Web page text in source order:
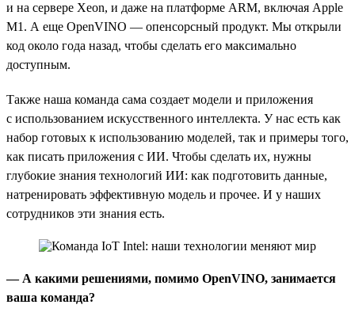
и на сервере Xeon, и даже на платформе ARM, включая Apple
M1. А еще OpenVINO — опенсорсный продукт. Мы открыли
код около года назад, чтобы сделать его максимально
доступным.
Также наша команда сама создает модели и приложения
с использованием искусственного интеллекта. У нас есть как
набор готовых к использованию моделей, так и примеры того,
как писать приложения с ИИ. Чтобы сделать их, нужны
глубокие знания технологий ИИ: как подготовить данные,
натренировать эффективную модель и прочее. И у наших
сотрудников эти знания есть.
— А какими решениями, помимо OpenVINO, занимается
ваша команда?